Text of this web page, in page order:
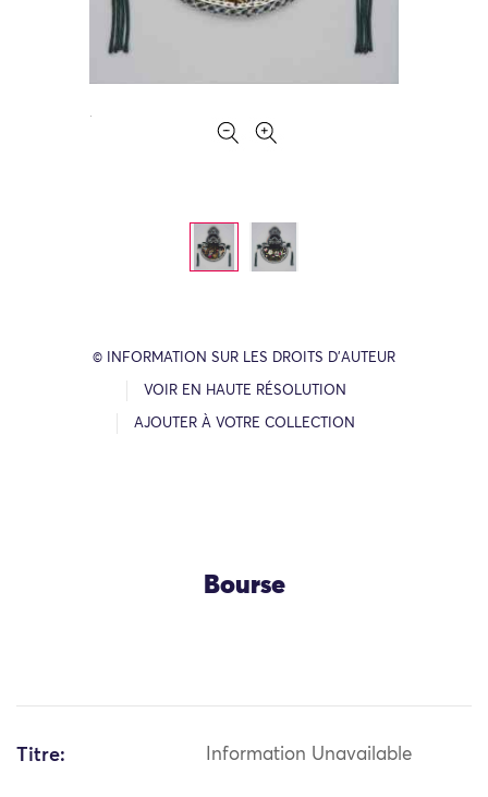
© INFORMATION SUR LES DROITS D’AUTEUR
VOIR EN HAUTE RÉSOLUTION
AJOUTER À VOTRE COLLECTION
Bourse
Titre: Information Unavailable